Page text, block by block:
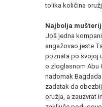
tolika količina
Najbolja
Još jedna
angažovao jeste
poznata po svojoj
o zloglasnom Abu
nadomak
zadatak da
oružja, a zauzvrat